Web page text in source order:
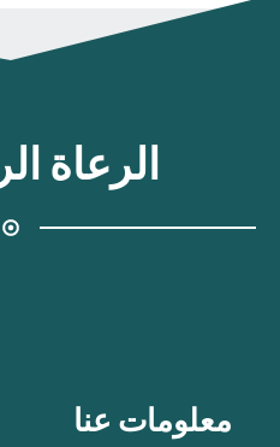
الرعاة
معلومات عنا